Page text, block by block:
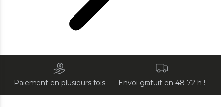
Paiement en plusieurs fois Envoi gratuit en 48-72 h !